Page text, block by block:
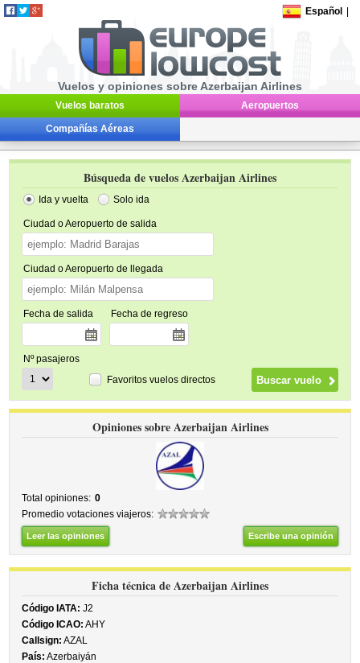
Español
Vuelos y opiniones sobre Azerbaijan Airlines
Vuelos baratos Aeropuertos
Compañías Aéreas
Búsqueda de vuelos Azerbaijan Airlines
Ida y vuelta Solo ida
Ciudad o Aeropuerto de salida
Ciudad o Aeropuerto de llegada
Fecha de salida Fecha de regreso
Nº pasajeros
Favoritos vuelos directos
Opiniones sobre Azerbaijan Airlines
Total opiniones: 0
Promedio votaciones viajeros:
Leer las opiniones Escribe una opinión
Ficha técnica de Azerbaijan Airlines
Código IATA: J2
Código ICAO: AHY
Callsign: AZAL
País: Azerbaiyán